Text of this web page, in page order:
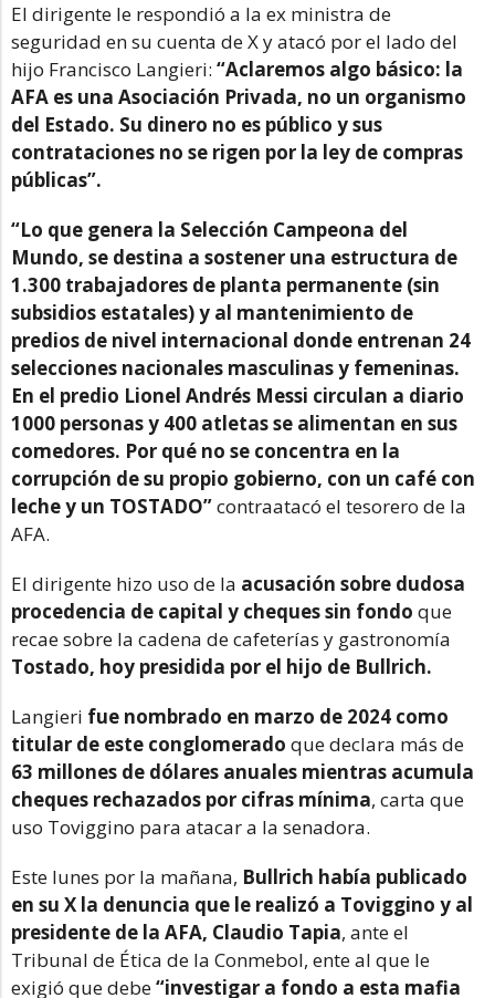
El dirigente le respondió a la ex ministra de
seguridad en su cuenta de X y atacó por el lado del
hijo Francisco Langieri: “Aclaremos algo básico: la
AFA es una Asociación Privada, no un organismo
del Estado. Su dinero no es público y sus
contrataciones no se rigen por la ley de compras
públicas”.
“Lo que genera la Selección Campeona del
Mundo, se destina a sostener una estructura de
1.300 trabajadores de planta permanente (sin
subsidios estatales) y al mantenimiento de
predios de nivel internacional donde entrenan 24
selecciones nacionales masculinas y femeninas.
En el predio Lionel Andrés Messi circulan a diario
1000 personas y 400 atletas se alimentan en sus
comedores. Por qué no se concentra en la
corrupción de su propio gobierno, con un café con
leche y un TOSTADO”contraatacó el tesorero de la
AFA.
El dirigente hizo uso de la acusación sobre dudosa
procedencia de capital y cheques sin fondo que
recae sobre la cadena de cafeterías y gastronomía
Tostado, hoy presidida por el hijo de Bullrich.
Langieri fue nombrado en marzo de 2024 como
titular de este conglomerado que declara más de
63 millones de dólares anuales mientras acumula
cheques rechazados por cifras mínima, carta que
uso Toviggino para atacar a la senadora.
Este lunes por la mañana, Bullrich había publicado
en su X la denuncia que le realizó a Toviggino y al
presidente de la AFA, Claudio Tapia, ante el
Tribunal de Ética de la Conmebol, ente al que le
exigió que debe“investigar a fondo a esta mafia